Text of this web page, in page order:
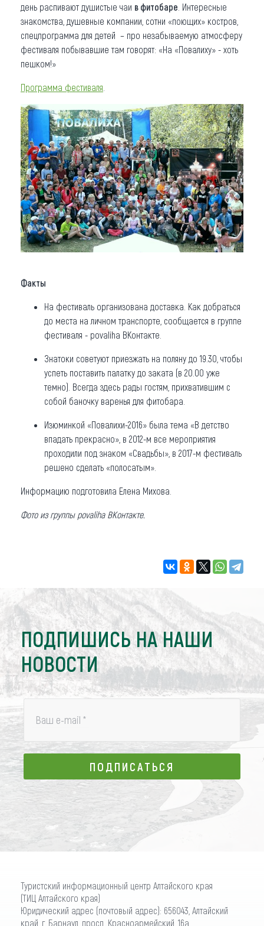
день распивают душистые чаи в фитобаре . Интересные
знакомства, душевные компании, сотни «поющих» костров,
спецпрограмма для детей – про незабываемую атмосферу
фестиваля побывавшие там говорят: «На «Повалиху» - хоть
пешком!»
Программа фестиваля
Факты
На фестиваль организована доставка. Как добраться
до места на личном транспорте, сообщается в группе
фестиваля - povaliha ВКонтакте.
Знатоки советуют приезжать на поляну до 19.30, чтобы
успеть поставить палатку до заката (в 20.00 уже
темно). Всегда здесь рады гостям, прихватившим с
собой баночку варенья для фитобара.
Изюминкой «Повалихи-2016» была тема «В детство
впадать прекрасно», в 2012-м все мероприятия
проходили под знаком «Свадьбы», в 2017-м фестиваль
решено сделать «полосатым».
Информацию подготовила Елена Михова.
Фото из группы povaliha ВКонтакте.
ПОДПИШИСЬ НА НАШИ
НОВОСТИ
Ваш e-mail *
ПОДПИСАТЬСЯ
ПОДПИСАТЬСЯ
Туристский информационный центр Алтайского края
(ТИЦ Алтайского края)
Юридический адрес (почтовый адрес): 656043, Алтайский
край, г. Барнаул, просп. Красноармейский, 16а